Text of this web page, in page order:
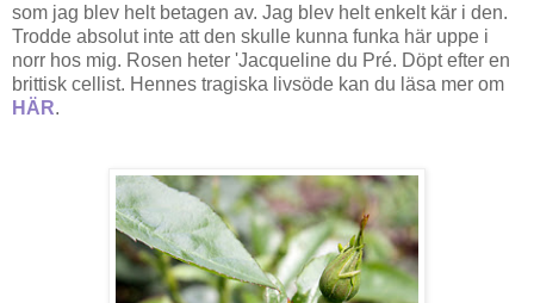
som jag blev helt betagen av. Jag blev helt enkelt kär i den.
Trodde absolut inte att den skulle kunna funka här uppe i
norr hos mig. Rosen heter 'Jacqueline du Pré. Döpt efter en
brittisk cellist. Hennes tragiska livsöde kan du läsa mer om
HÄR.